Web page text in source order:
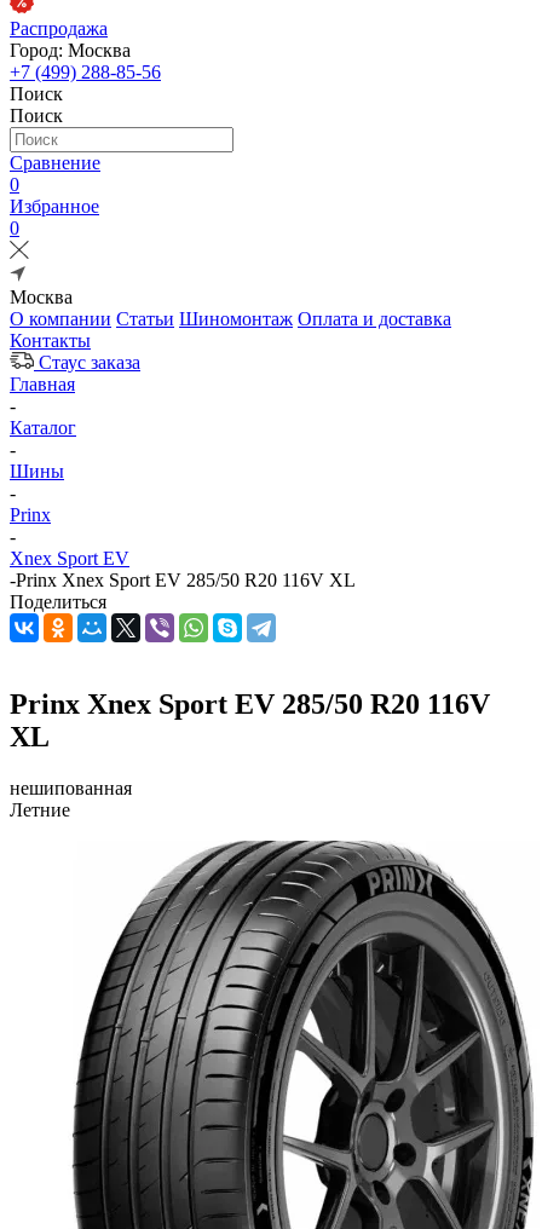
Распродажа
Город: Москва
+7 (499) 288-85-56
Поиск
Поиск
Сравнение
0
Избранное
0
Москва
О компании Статьи Шиномонтаж Оплата и доставка
Контакты
Стаус заказа
Главная
-
Каталог
-
Шины
-
Prinx
-
Xnex Sport EV
-Prinx Xnex Sport EV 285/50 R20 116V XL
Поделиться
Prinx Xnex Sport EV 285/50 R20 116V
XL
нешипованная
Летние